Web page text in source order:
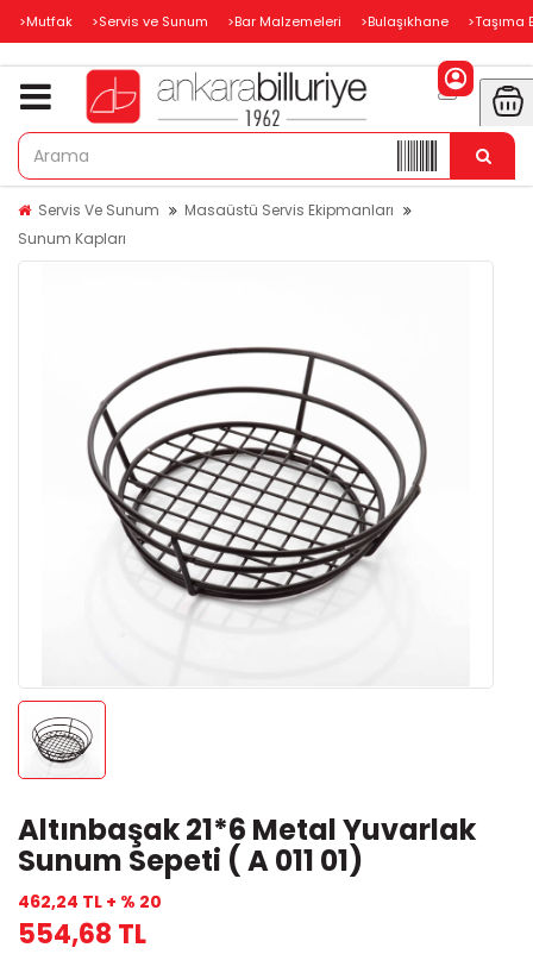
>Mutfak >Servis ve Sunum >Bar Malzemeleri >Bulaşıkhane >Taşıma
Servis Ve Sunum
Masaüstü Servis Ekipmanları
Sunum Kapları
Altınbaşak 21*6 Metal Yuvarlak
Sunum Sepeti ( A 011 01)
462,24 TL + % 20
554,68 TL